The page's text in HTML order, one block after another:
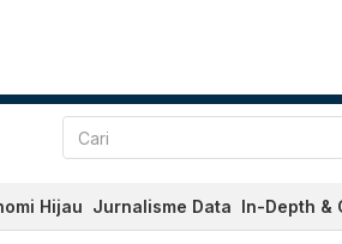
Hijau Jurnalisme Data In-Depth &